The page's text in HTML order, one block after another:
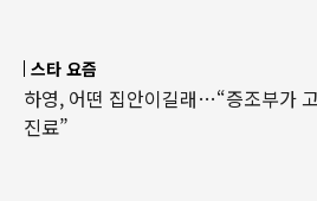
스타 요즘
하영, 어떤 집안이길래…“증조부가
진료”